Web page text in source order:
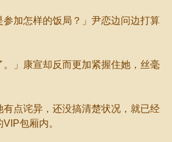
加怎样的饭局？」尹恋边问边打算
」康宣却反而更加紧握住她，丝毫
点诧异，还没搞清楚状况，就已经
包厢内。